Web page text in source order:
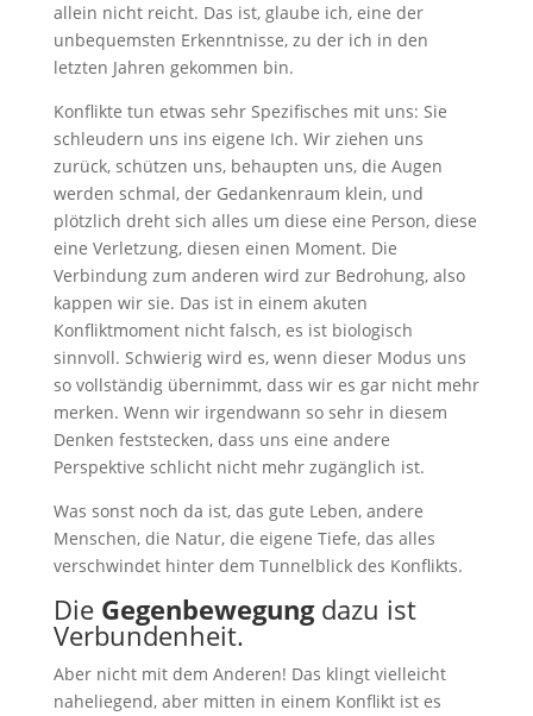
allein nicht reicht. Das ist, glaube ich, eine der
unbequemsten Erkenntnisse, zu der ich in den
letzten Jahren gekommen bin.
Konflikte tun etwas sehr Spezifisches mit uns: Sie
schleudern uns ins eigene Ich. Wir ziehen uns
zurück, schützen uns, behaupten uns, die Augen
werden schmal, der Gedankenraum klein, und
plötzlich dreht sich alles um diese eine Person, diese
eine Verletzung, diesen einen Moment. Die
Verbindung zum anderen wird zur Bedrohung, also
kappen wir sie. Das ist in einem akuten
Konfliktmoment nicht falsch, es ist biologisch
sinnvoll. Schwierig wird es, wenn dieser Modus uns
so vollständig übernimmt, dass wir es gar nicht mehr
merken. Wenn wir irgendwann so sehr in diesem
Denken feststecken, dass uns eine andere
Perspektive schlicht nicht mehr zugänglich ist.
Was sonst noch da ist, das gute Leben, andere
Menschen, die Natur, die eigene Tiefe, das alles
verschwindet hinter dem Tunnelblick des Konflikts.
Die Gegenbewegungdazu ist
Verbundenheit.
Aber nicht mit dem Anderen! Das klingt vielleicht
naheliegend, aber mitten in einem Konflikt ist es